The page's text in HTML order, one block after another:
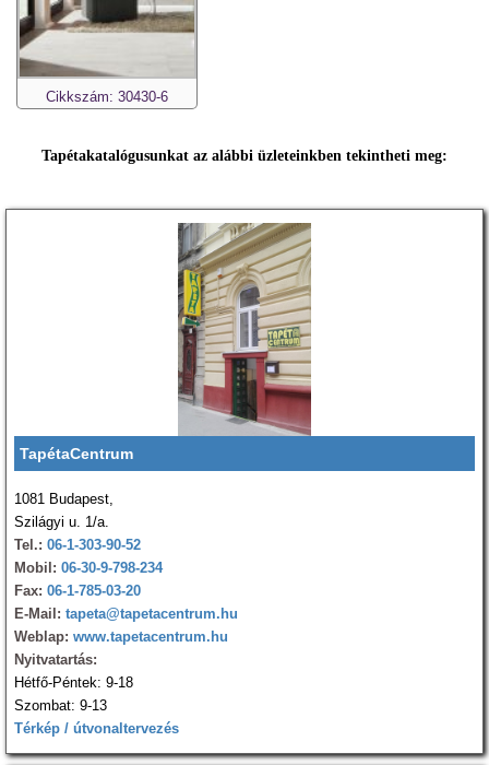
Cikkszám: 30430-6
Tapétakatalógusunkat az alábbi üzleteinkben tekintheti meg:
TapétaCentrum
1081 Budapest,
Szilágyi u. 1/a.
Tel.: 06-1-303-90-52
Mobil: 06-30-9-798-234
Fax: 06-1-785-03-20
E-Mail: tapeta@tapetacentrum.hu
Weblap: www.tapetacentrum.hu
Nyitvatartás:
Hétfő-Péntek: 9-18
Szombat: 9-13
Térkép / útvonaltervezés